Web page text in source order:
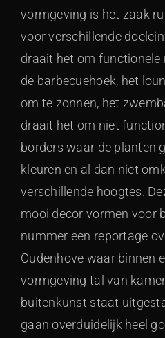
vormgeving is het zaak
voor verschillende
draait het om functionele
de barbecuehoek, het
om te zonnen, het
draait het om niet
borders waar de planten
kleuren en al dan niet
verschillende hoogtes.
mooi decor vormen voor
nummer een reportage
Oudenhove waar binnen
vormgeving tal van
buitenkunst staat
gaan overduidelijk heel